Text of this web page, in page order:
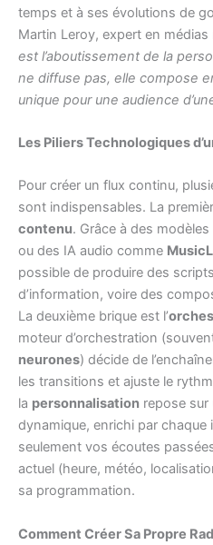
temps et à ses évolutions de
Martin Leroy, expert en médias
est l’aboutissement de la
ne diffuse pas, elle compose
unique pour une audience
Les Piliers Technologiques
Pour créer un flux continu,
sont indispensables. La
contenu. Grâce à des
ou des IA audio comme
possible de produire des
d’information, voire des
La deuxième brique est l’
moteur d’orchestration
neurones) décide de
les transitions et ajuste le
la personnalisation repose sur
dynamique, enrichi par chaque
seulement vos écoutes
actuel (heure, météo,
sa programmation.
Comment Créer Sa Propre